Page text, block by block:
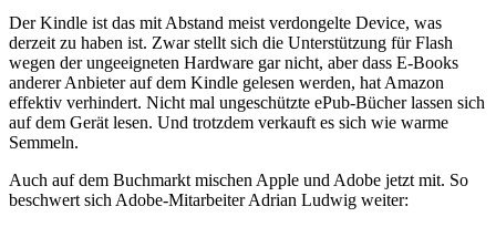
Der Kindle ist das mit Abstand meist verdongelte Device, was
derzeit zu haben ist. Zwar stellt sich die Unterstützung für Flash
wegen der ungeeigneten Hardware gar nicht, aber dass E-Books
anderer Anbieter auf dem Kindle gelesen werden, hat Amazon
effektiv verhindert. Nicht mal ungeschützte ePub-Bücher lassen sich
auf dem Gerät lesen. Und trotzdem verkauft es sich wie warme
Semmeln.
Auch auf dem Buchmarkt mischen Apple und Adobe jetzt mit. So
beschwert sich Adobe-Mitarbeiter Adrian Ludwig weiter: